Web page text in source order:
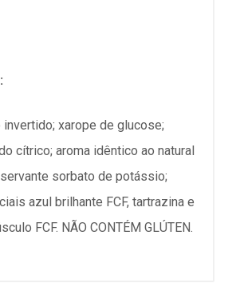
invertido; xarope de glucose;
cítrico; aroma idêntico ao natural
sorbato de potássio;
azul brilhante FCF, tartrazina e
FCF. NÃO CONTÉM GLÚTEN.